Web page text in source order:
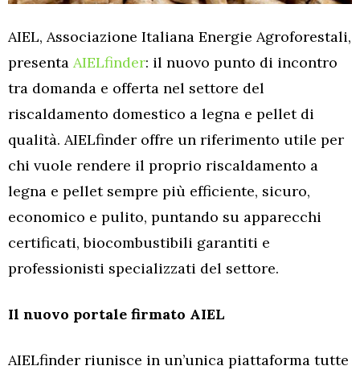
AIEL, Associazione Italiana Energie Agroforestali,
presenta AIELfinder: il nuovo punto di incontro
tra domanda e offerta nel settore del
riscaldamento domestico a legna e pellet di
qualità. AIELfinder offre un riferimento utile per
chi vuole rendere il proprio riscaldamento a
legna e pellet sempre più efficiente, sicuro,
economico e pulito, puntando su apparecchi
certificati, biocombustibili garantiti e
professionisti specializzati del settore.
Il nuovo portale firmato AIEL
AIELfinder riunisce in un’unica piattaforma tutte